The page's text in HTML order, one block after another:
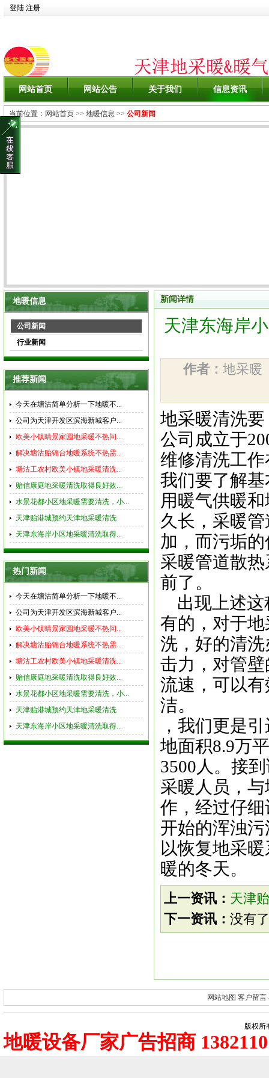
登陆 注册
网站首页 网站公告 关于我们 信息资讯
当前位置： 网站首页 >> 地暖信息 >> 公司新闻
地暖信息
公司新闻
行业新闻
推荐新闻
今天在塘沽简单分析一下地暖不...
公司为天津开发区滨海新城客户...
欧美小镇晴景家园地采暖不热问...
解决塘沽贻锦台地暖系统不热需...
塘沽工农村欧美小镇地采暖清洗...
贻信康庭地采暖清洗取得良好效...
水景花都小区地采暖需要清洗，小...
天津贻港城预约天津地采暖清洗
天津东海岸小区地采暖清洗取得...
热门新闻
今天在塘沽简单分析一下地暖不...
公司为天津开发区滨海新城客户...
欧美小镇晴景家园地采暖不热问...
解决塘沽贻锦台地暖系统不热需...
塘沽工农村欧美小镇地采暖清洗...
贻信康庭地采暖清洗取得良好效...
水景花都小区地采暖需要清洗，小...
天津贻港城预约天津地采暖清洗
天津东海岸小区地采暖清洗取得...
新闻详情
天津东海岸
作者： 地采
地采暖清洗要
公司成立于
维修清洗工作
我们要了解
用暖气供暖
久长，采暖
加，而污垢
采暖管道散
前了。
出现上述
有的，对于
洗，好的清
击力，对管
流速，可以
洁。
，我们更是
地面积8.9万
3500人。接
采暖人员，
作，经过仔
开始的浑浊
以恢复地采
暖的冬天。
上一资讯： 天津
下一资讯： 没有
网站地图 客户留言
版权所
地暖设备厂家广告招商